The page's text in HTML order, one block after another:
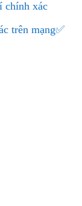
chính xác
trên mạng✅